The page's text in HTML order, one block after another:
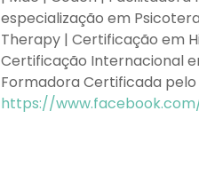
especialização em
Therapy | Certificação em
Certificação Internacional
Formadora Certificada pelo
https://